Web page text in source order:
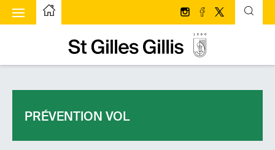
Page d’accueilPage d'accueil Suivez-nous sur
Suivez-nous sur
Suivez-nous
Page d’accueilPage d'accueil
à bascule
PRÉVENTION VOL